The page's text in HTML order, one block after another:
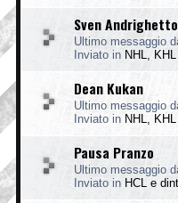
Sven Andrighetto
Ultimo messaggio
Inviato in NHL,
Dean Kukan
Ultimo messaggio
Inviato in NHL,
Pausa Pranzo
Ultimo messaggio
Inviato in HCL e